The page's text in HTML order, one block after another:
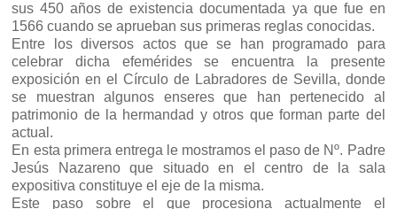
sus 450 años de existencia documentada ya que fue en
1566 cuando se aprueban sus primeras reglas conocidas.
Entre los diversos actos que se han programado para
celebrar dicha efemérides se encuentra la presente
exposición en el Círculo de Labradores de Sevilla, donde
se muestran algunos enseres que han pertenecido al
patrimonio de la hermandad y otros que forman parte del
actual.
En esta primera entrega le mostramos el paso de Nº. Padre
Jesús Nazareno que situado en el centro de la sala
expositiva constituye el eje de la misma.
Este paso sobre el que procesiona actualmente el